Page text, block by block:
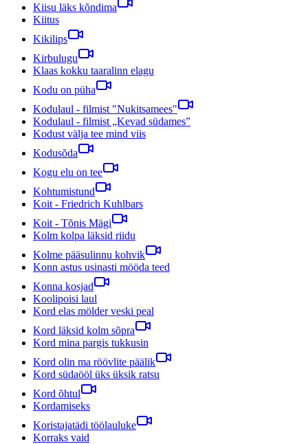
Kiisu läks kõndima
Kiitus
Kikilips
Kirbulugu
Klaas kokku taaralinn elagu
Kodu on püha
Kodulaul - filmist "Nukitsamees"
Kodulaul - filmist „Kevad südames”
Kodust välja tee mind viis
Kodusõda
Kogu elu on tee
Kohtumistund
Koit - Friedrich Kuhlbars
Koit - Tõnis Mägi
Kolm kolpa läksid riidu
Kolme pääsulinnu kohvik
Konn astus usinasti mööda teed
Konna kosjad
Koolipoisi laul
Kord elas mölder veski peal
Kord läksid kolm sõpra
Kord mina pargis tukkusin
Kord olin ma röövlite päälik
Kord südaööl üks üksik ratsu
Kord õhtul
Kordamiseks
Koristajatädi töölauluke
Korraks vaid